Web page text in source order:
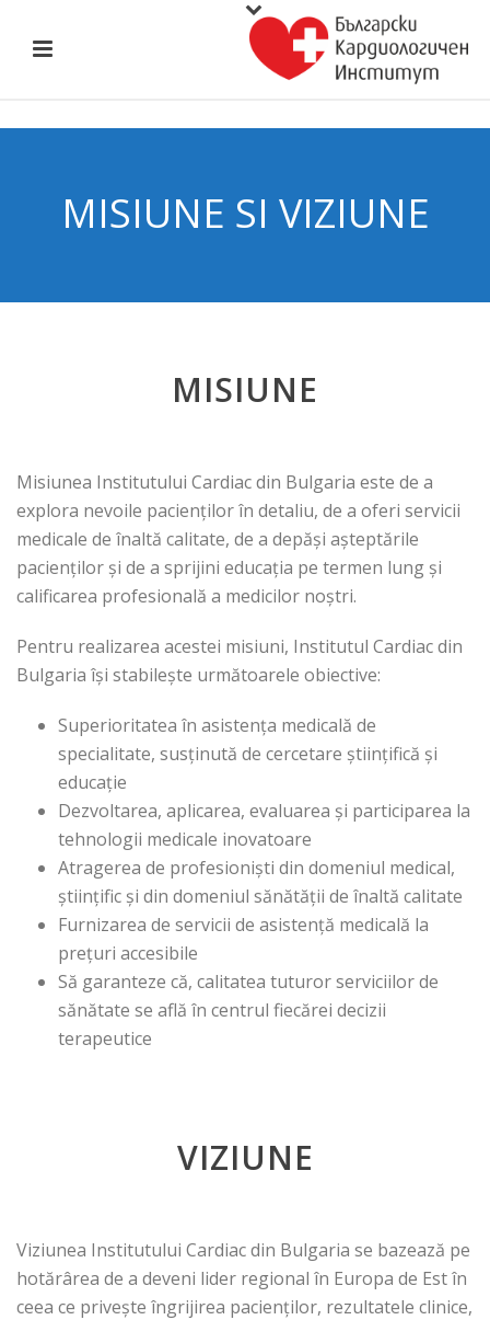
MISIUNE SI VIZIUNE
MISIUNE
Misiunea Institutului Cardiac din Bulgaria este de a
explora nevoile pacienților în detaliu, de a oferi servicii
medicale de înaltă calitate, de a depăși așteptările
pacienților și de a sprijini educația pe termen lung și
calificarea profesională a medicilor noștri.
Pentru realizarea acestei misiuni, Institutul Cardiac din
Bulgaria își stabilește următoarele obiective:
Superioritatea în asistența medicală de
specialitate, susținută de cercetare științifică și
educație
Dezvoltarea, aplicarea, evaluarea și participarea la
tehnologii medicale inovatoare
Atragerea de profesioniști din domeniul medical,
științific și din domeniul sănătății de înaltă calitate
Furnizarea de servicii de asistență medicală la
prețuri accesibile
Să garanteze că, calitatea tuturor serviciilor de
sănătate se află în centrul fiecărei decizii
terapeutice
VIZIUNE
Viziunea Institutului Cardiac din Bulgaria se bazează pe
hotărârea de a deveni lider regional în Europa de Est în
ceea ce privește îngrijirea pacienților, rezultatele clinice,